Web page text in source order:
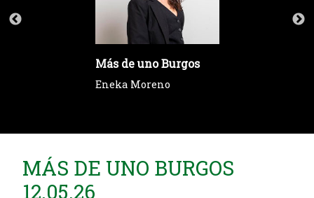
Más de uno Burgos
Eneka Moreno
MÁS DE UNO BURGOS
12.05.26